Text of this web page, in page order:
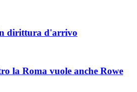
dirittura d'arrivo
la Roma vuole anche Rowe